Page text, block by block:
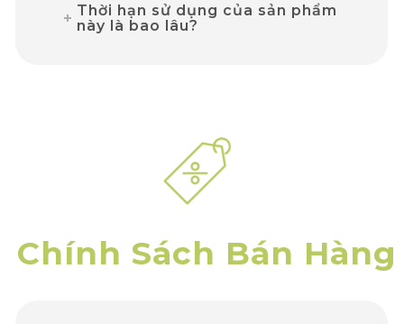
Thời hạn sử dụng của sản phẩm
này là bao lâu?
Chính Sách Bán Hàng